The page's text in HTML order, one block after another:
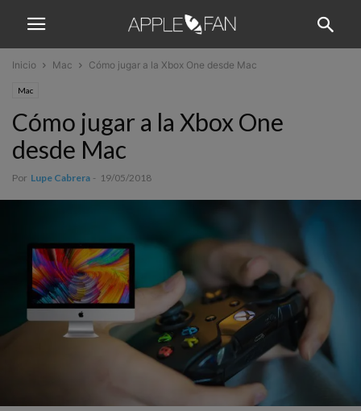
Inicio Mac Cómo jugar a la Xbox One desde Mac
Mac
Cómo jugar a la Xbox One
desde Mac
Por Lupe Cabrera - 19/05/2018